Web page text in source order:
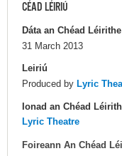
CÉAD LÉIRIÚ
Dáta an Chéad Léirithe
31 March 2013
Leiriú
Produced by Lyric
Ionad an Chéad
Lyric Theatre
Foireann An Chéad